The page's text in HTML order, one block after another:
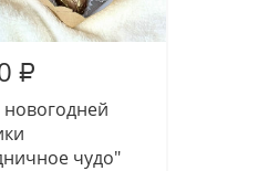
₽
чудо"